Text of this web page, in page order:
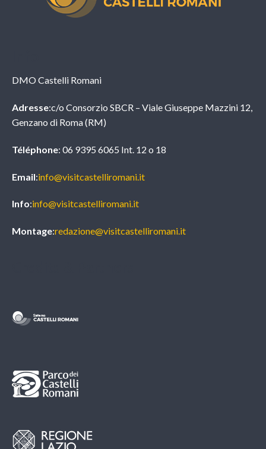
DMO Castelli Romani
Adresse:c/o Consorzio SBCR – Viale Giuseppe Mazzini 12,
Genzano di Roma (RM)
Téléphone: 06 9395 6065 Int. 12 o 18
Email:info@visitcastelliromani.it
Info:info@visitcastelliromani.it
Montage:redazione@visitcastelliromani.it